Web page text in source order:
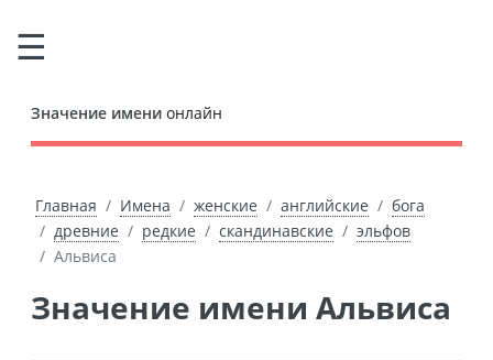
Значение имени онлайн
Главная Имена женские английские
бога
древние
редкие скандинавские
эльфов
Альвиса
Значение имени Альвиса